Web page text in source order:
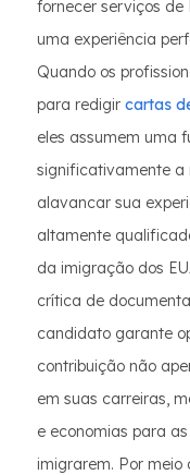
fornecer serviços
uma experiência
Quando os
para redigir cartas
eles assumem uma
significativamente a
alavancar sua
altamente
da imigração dos
crítica de
candidato garante
contribuição não
em suas carreiras,
e economias para
imigrarem. Por meio